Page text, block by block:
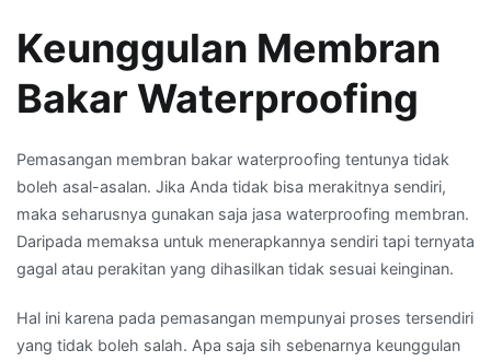
Keunggulan Membran
Bakar Waterproofing
Pemasangan membran bakar waterproofing tentunya tidak
boleh asal-asalan. Jika Anda tidak bisa merakitnya sendiri,
maka seharusnya gunakan saja jasa waterproofing membran.
Daripada memaksa untuk menerapkannya sendiri tapi ternyata
gagal atau perakitan yang dihasilkan tidak sesuai keinginan.
Hal ini karena pada pemasangan mempunyai proses tersendiri
yang tidak boleh salah. Apa saja sih sebenarnya keunggulan